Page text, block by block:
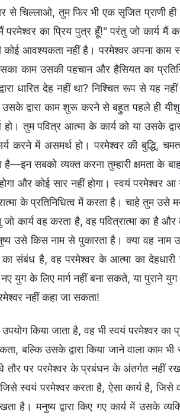
से चिल्लाओ, तुम फिर भी एक सृजित प्राणी
का प्रिय पुत्र हूँ!" परंतु जो कार्य मैं
आवश्यकता नहीं है। परमेश्वर अपना काम
काम उसकी पहचान और हैसियत का
धारित देह नहीं था? निश्चित रूप से यह
द्वारा काम शुरू करने से बहुत पहले ही यीशु
हो। तुम पवित्र आत्मा के कार्य को या उसके
करने में असमर्थ हो। परमेश्वर की बुद्धि,
है—इन सबको व्यक्त करना तुम्हारी क्षमता के
होगा और कोई सार नहीं होगा। स्वयं परमेश्वर
के प्रतिनिधित्व में करता है। चाहे तुम उसे
कार्य वह करता है, वह पवित्रात्मा का है और
उसे किस नाम से पुकारता है। क्या वह नाम
है, वह परमेश्वर के आत्मा का देहधारी
युग के लिए मार्ग नहीं बना सकते, या पुराने
नहीं कहा जा सकता!
किया जाता है, वह भी स्वयं परमेश्वर का
बल्कि उसके द्वारा किया जाने वाला काम भी
पर परमेश्वर के प्रबंधन के अंतर्गत नहीं
स्वयं परमेश्वर करता है, ऐसा कार्य है,
है। मनुष्य द्वारा किए गए कार्य में उसके